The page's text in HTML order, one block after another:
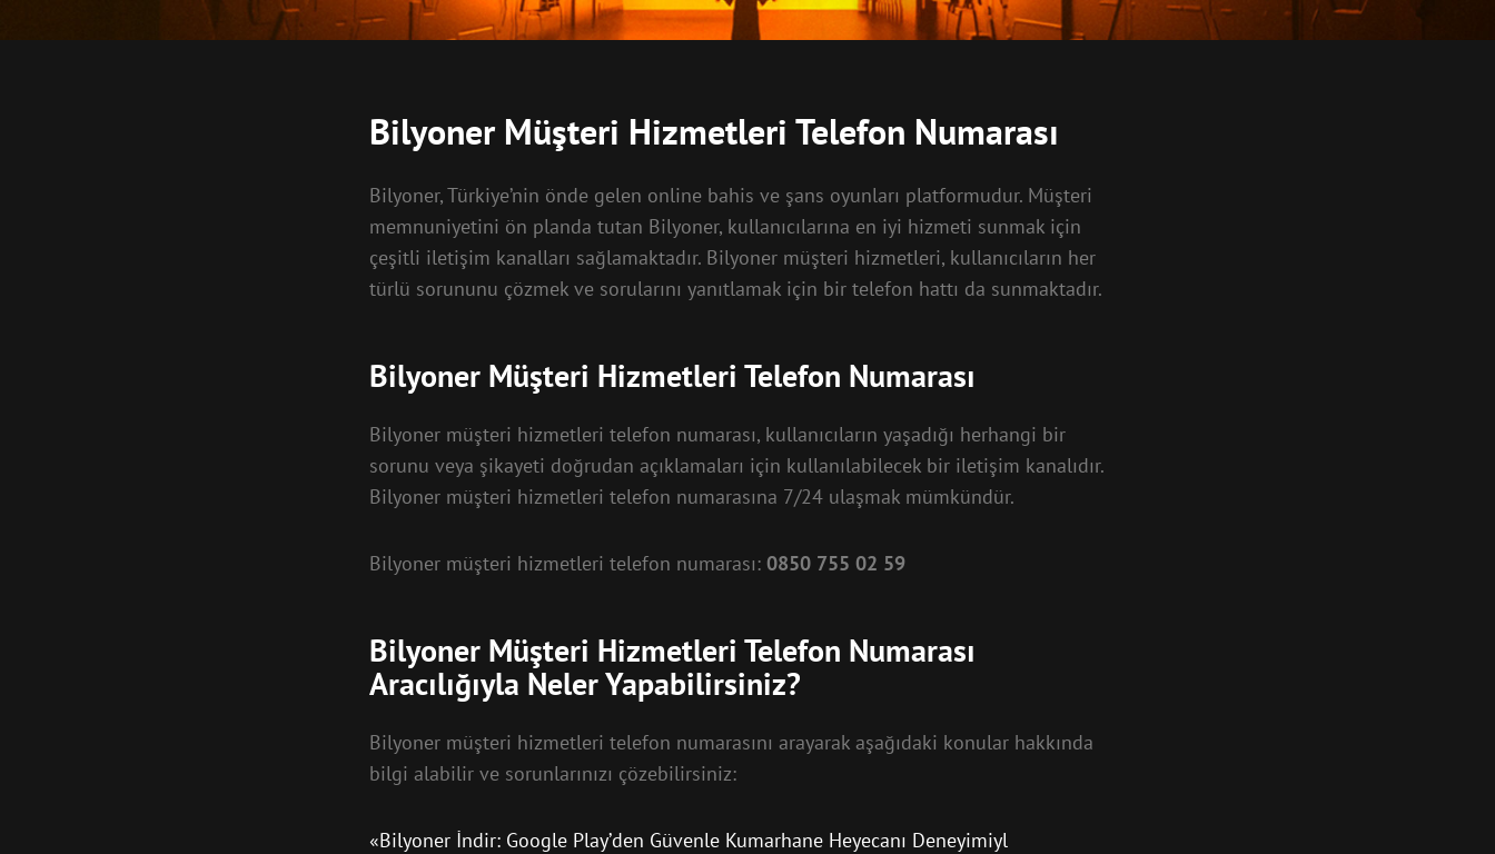
Bilyoner Müşteri Hizmetleri Telefon Numarası
Bilyoner, Türkiye’nin önde gelen online bahis ve şans oyunları platformudur. Müşteri
memnuniyetini ön planda tutan Bilyoner, kullanıcılarına en iyi hizmeti sunmak için
çeşitli iletişim kanalları sağlamaktadır. Bilyoner müşteri hizmetleri, kullanıcıların her
türlü sorununu çözmek ve sorularını yanıtlamak için bir telefon hattı da sunmaktadır.
Bilyoner Müşteri Hizmetleri Telefon Numarası
Bilyoner müşteri hizmetleri telefon numarası, kullanıcıların yaşadığı herhangi bir
sorunu veya şikayeti doğrudan açıklamaları için kullanılabilecek bir iletişim kanalıdır.
Bilyoner müşteri hizmetleri telefon numarasına 7/24 ulaşmak mümkündür.
Bilyoner müşteri hizmetleri telefon numarası: 0850 755 02 59
Bilyoner Müşteri Hizmetleri Telefon Numarası
Aracılığıyla Neler Yapabilirsiniz?
Bilyoner müşteri hizmetleri telefon numarasını arayarak aşağıdaki konular hakkında
bilgi alabilir ve sorunlarınızı çözebilirsiniz:
«Bilyoner İndir: Google Play’den Güvenle Kumarhane Heyecanı Deneyimiyl